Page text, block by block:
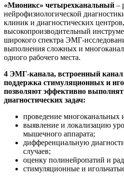
«Мионикс» четырехканальный –
нейрофизиологической
клиник и диагностических
высокопроизводительный
широкого спектра ЭМГ-
выполнения сложных и
одного рабочего места.
4 ЭМГ-канала, встроенный
поддержка стимуляционных и
позволяют эффективно
диагностических задач:
проведение многоканальных
выявление и локализацию
мышечного аппарата;
дифференциальную
случаев;
оценку полинейропатий и
стимуляционные и